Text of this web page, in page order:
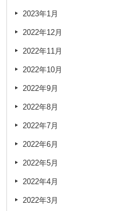
2023年1月
2022年12月
2022年11月
2022年10月
2022年9月
2022年8月
2022年7月
2022年6月
2022年5月
2022年4月
2022年3月